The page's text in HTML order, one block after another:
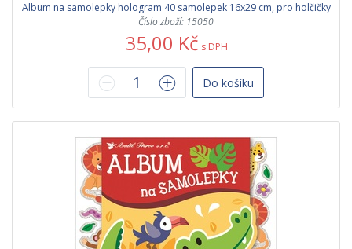
Album na samolepky hologram 40 samolepek 16x29 cm, pro holčičky
Číslo zboží: 15050
35,00 Kč s DPH
Do košíku